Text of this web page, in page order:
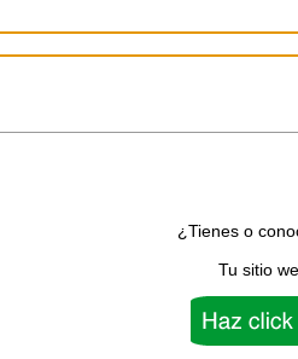
¿Tienes o
Tu sitio